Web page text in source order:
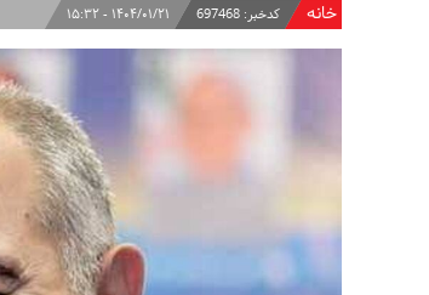
خانه کدخبر: 697468 ۱۴۰۴/۰۱/۲۱ - ۱۵:۳۲